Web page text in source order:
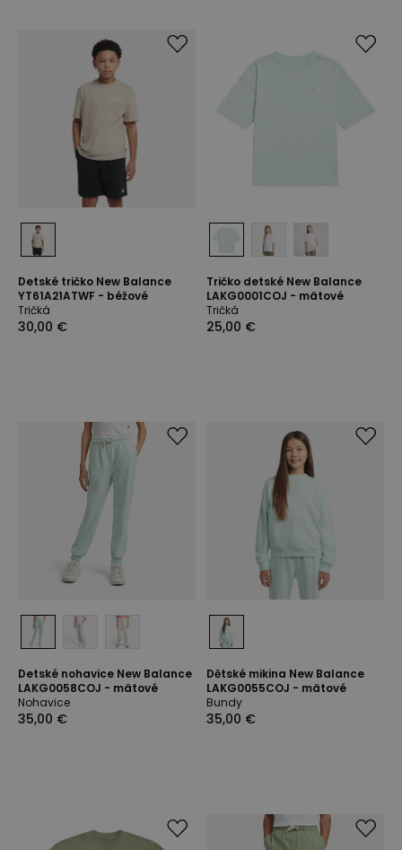
Detské tričko New Balance
YT61A21ATWF - béžové
Tričká
30,00 €
Tričko detské New Balance
LAKG0001COJ - mätové
Tričká
25,00 €
Detské nohavice New Balance
LAKG0058COJ - mätové
Nohavice
35,00 €
Dětské mikina New Balance
LAKG0055COJ - mätové
Bundy
35,00 €